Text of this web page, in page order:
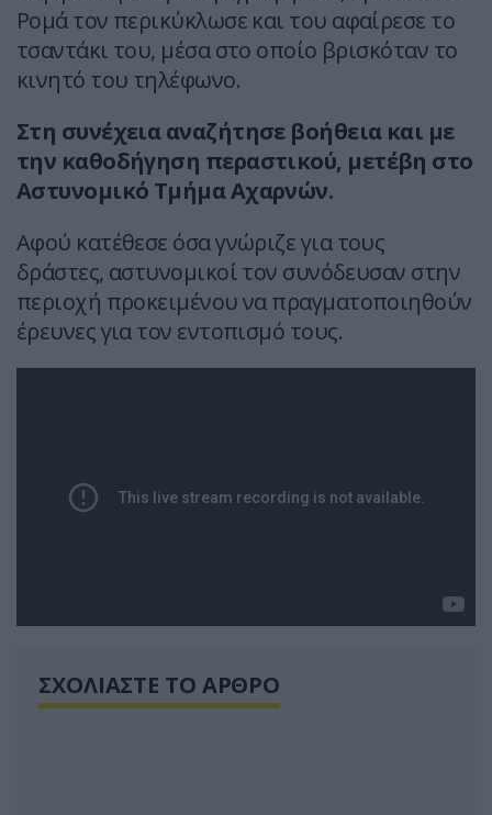
Ρομά τον περικύκλωσε και του αφαίρεσε το
τσαντάκι του, μέσα στο οποίο βρισκόταν το
κινητό του τηλέφωνο.
Στη συνέχεια αναζήτησε βοήθεια και με
την καθοδήγηση περαστικού, μετέβη στο
Αστυνομικό Τμήμα Αχαρνών.
Αφού κατέθεσε όσα γνώριζε για τους
δράστες, αστυνομικοί τον συνόδευσαν στην
περιοχή προκειμένου να πραγματοποιηθούν
έρευνες για τον εντοπισμό τους.
ΣΧΟΛΙΑΣΤΕ ΤΟ ΑΡΘΡΟ